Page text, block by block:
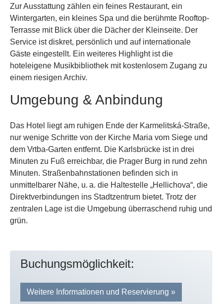
Zur Ausstattung zählen ein feines Restaurant, ein
Wintergarten, ein kleines Spa und die berühmte Rooftop-
Terrasse mit Blick über die Dächer der Kleinseite. Der
Service ist diskret, persönlich und auf internationale
Gäste eingestellt. Ein weiteres Highlight ist die
hoteleigene Musikbibliothek mit kostenlosem Zugang zu
einem riesigen Archiv.
Umgebung & Anbindung
Das Hotel liegt am ruhigen Ende der Karmelitská-Straße,
nur wenige Schritte von der Kirche Maria vom Siege und
dem Vrtba-Garten entfernt. Die Karlsbrücke ist in drei
Minuten zu Fuß erreichbar, die Prager Burg in rund zehn
Minuten. Straßenbahnstationen befinden sich in
unmittelbarer Nähe, u. a. die Haltestelle „Hellichova“, die
Direktverbindungen ins Stadtzentrum bietet. Trotz der
zentralen Lage ist die Umgebung überraschend ruhig und
grün.
Buchungsmöglichkeit:
Weitere Informationen und Reservierung »